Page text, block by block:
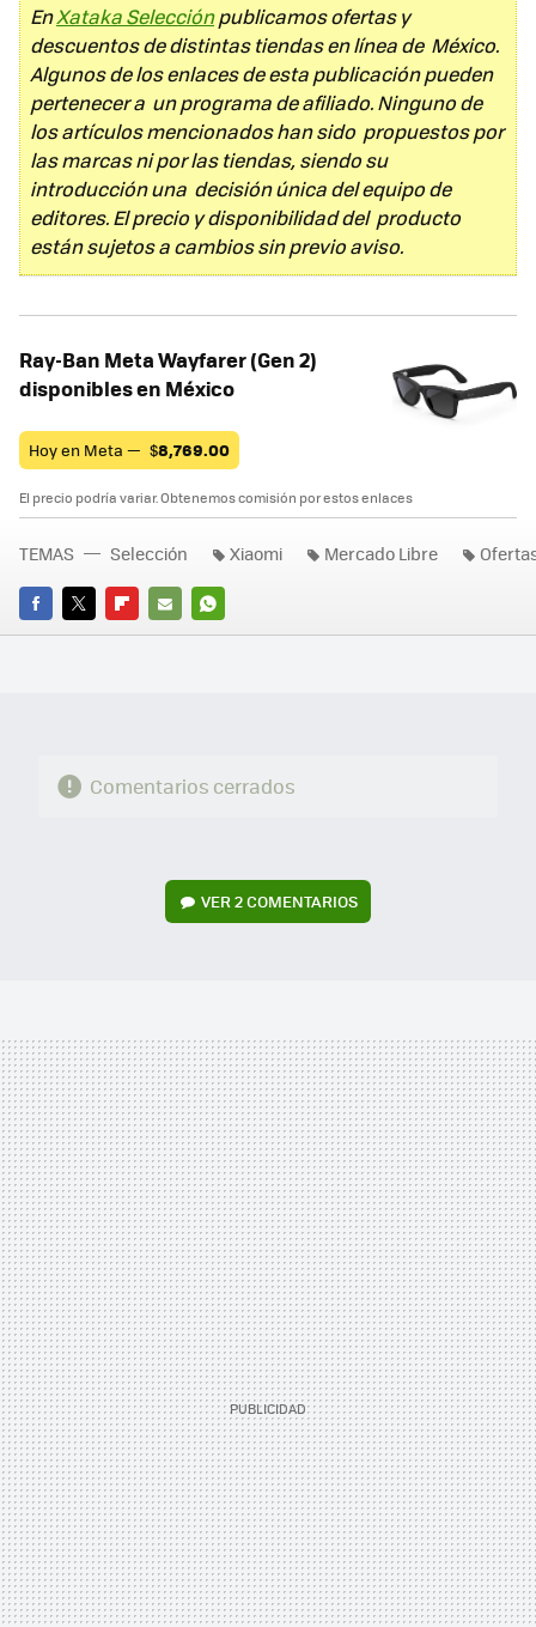
EnXataka Selecciónpublicamos ofertas y
descuentos de distintas tiendas en línea de México.
Algunos de los enlaces de esta publicación pueden
pertenecer a un programa de afiliado. Ninguno de
los artículos mencionados han sido propuestos por
las marcas ni por las tiendas, siendo su
introducción una decisión única del equipo de
editores. El precio y disponibilidad del producto
están sujetos a cambios sin previo aviso.
Ray-Ban Meta Wayfarer (Gen 2)
disponibles en México
Hoy en Meta — $8,769.00
El precio podría variar. Obtenemos comisión por estos enlaces
FACEBOOK
TWITTERFLIPBOARD
E-
WHATSAPP
TEMAS Selección Xiaomi Mercado Libre
Comentarios cerrados
VER2 COMENTARIOS